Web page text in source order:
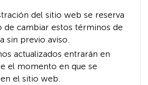
del sitio web se reserva
de cambiar estos términos de
sin previo aviso.
actualizados entrarán en
el momento en que se
el sitio web.